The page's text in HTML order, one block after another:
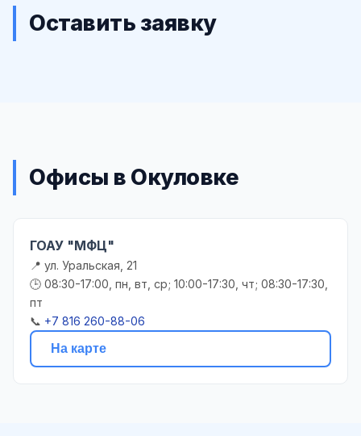
Оставить заявку
Офисы в Окуловке
ГОАУ "МФЦ"
📍 ул. Уральская, 21
🕒 08:30-17:00, пн, вт, ср; 10:00-17:30, чт; 08:30-17:30,
пт
📞 +7 816 260-88-06
На карте